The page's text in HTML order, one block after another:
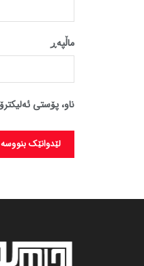
ماڵپه‌ڕ
ناو، پۆستی